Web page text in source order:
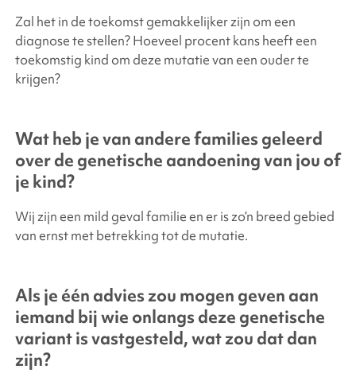
Zal het in de toekomst gemakkelijker zijn om een
diagnose te stellen? Hoeveel procent kans heeft een
toekomstig kind om deze mutatie van een ouder te
krijgen?
Wat heb je van andere families geleerd
over de genetische aandoening van jou of
je kind?
Wij zijn een mild geval familie en er is zo’n breed gebied
van ernst met betrekking tot de mutatie.
Als je één advies zou mogen geven aan
iemand bij wie onlangs deze genetische
variant is vastgesteld, wat zou dat dan
zijn?